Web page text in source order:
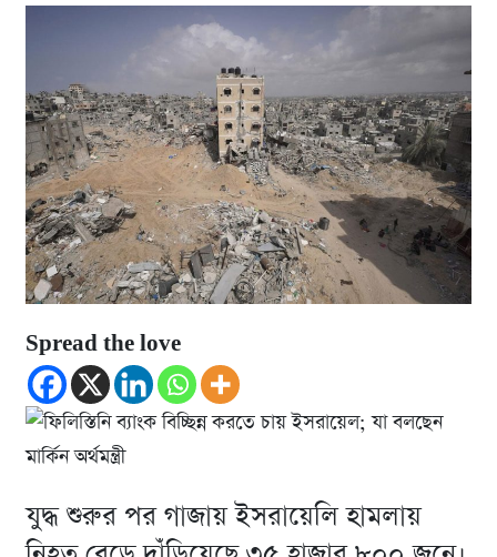
Spread the love
যুদ্ধ শুরুর পর গাজায় ইসরায়েলি হামলায়